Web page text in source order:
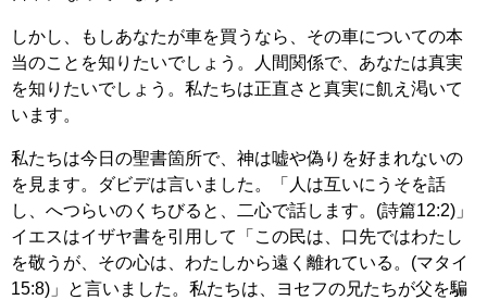
しかし、もしあなたが車を買うなら、その車についての本
当のことを知りたいでしょう。人間関係で、あなたは真実
を知りたいでしょう。私たちは正直さと真実に飢え渇いて
います。
私たちは今日の聖書箇所で、神は嘘や偽りを好まれないの
を見ます。ダビデは言いました。「人は互いにうそを話
し、へつらいのくちびると、二心で話します。(詩篇12:2)」
イエスはイザヤ書を引用して「この民は、口先ではわたし
を敬うが、その心は、わたしから遠く離れている。(マタイ
15:8)」と言いました。私たちは、ヨセフの兄たちが父を騙